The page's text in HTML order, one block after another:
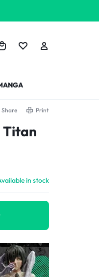
Share Print
Titan
in stock